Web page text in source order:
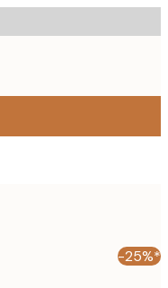
-25%*